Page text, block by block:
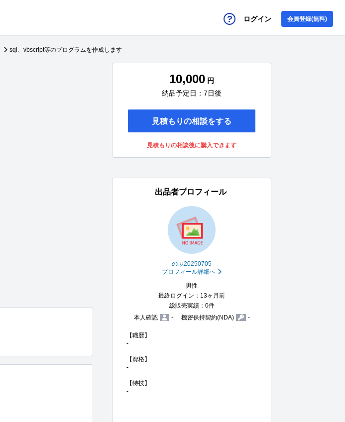
ログイン 会員登録(無料)
sql、vbscript等のプログラムを作成します
10,000 円
納品予定日：7日後
見積もりの相談をする
見積もりの相談後に購入できます
出品者プロフィール
のぶ20250705
プロフィール詳細へ
男性
最終ログイン：13ヶ月前
総販売実績：0件
本人確認
- 機密保持契約(NDA) -
【職歴】
-
【資格】
-
【特技】
-